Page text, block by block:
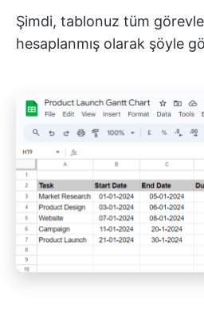
Şimdi, tablonuz tüm
hesaplanmış olarak şöyle